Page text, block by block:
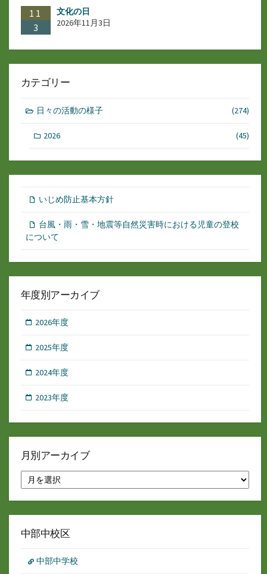
11
3
文化の日
2026年11月3日
カテゴリー
日々の活動の様子 (274)
2026 (45)
いじめ防止基本方針
台風・雨・雪・地震等自然災害時における児童の登校
について
年度別アーカイブ
2026年度
2025年度
2024年度
2023年度
月別アーカイブ
別
ア
イ
中部中校区
中部中学校